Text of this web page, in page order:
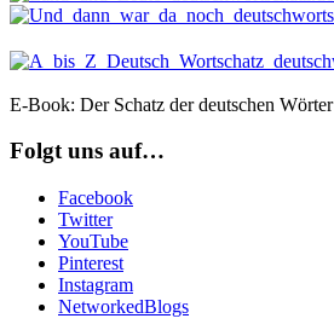
E-Book: Der Schatz der deutschen Wörter
Folgt uns auf…
Facebook
Twitter
YouTube
Pinterest
Instagram
NetworkedBlogs